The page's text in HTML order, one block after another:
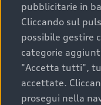
Scegliere un’auto
convenienza,
acquisto sicuro, è
determinanti come
marchio. Audi offre
Prima Scelta :plus
pubblicitarie in
Cliccando sul
possibile gestire
categorie
"Accetta tutti",
accettate.
prosegui nella